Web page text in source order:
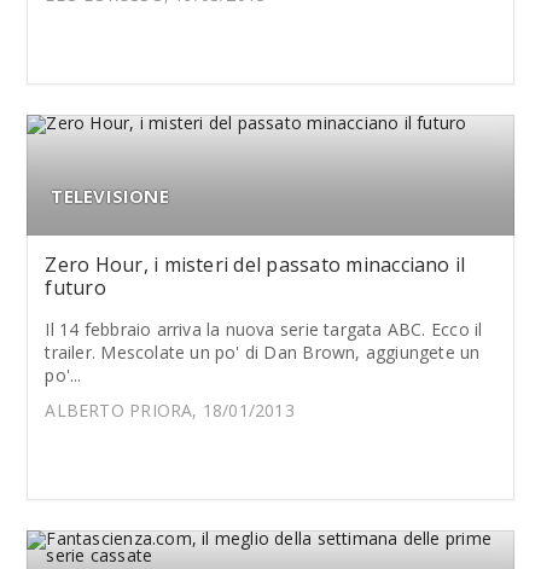
TELEVISIONE
Zero Hour, i misteri del passato minacciano il
futuro
Il 14 febbraio arriva la nuova serie targata ABC. Ecco il
trailer. Mescolate un po' di Dan Brown, aggiungete un
po'...
ALBERTO PRIORA, 18/01/2013